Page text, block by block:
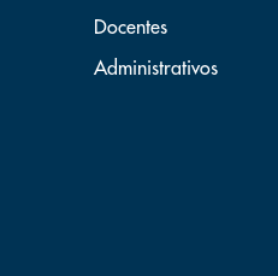
Docentes
Administrativos